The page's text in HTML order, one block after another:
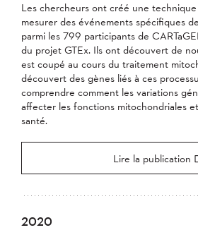
Les chercheurs ont créé une
mesurer des événements spécifiques
parmi les 799 participants de
du projet GTEx. Ils ont découvert de
est coupé au cours du traitement
découvert des gènes liés à ces
comprendre comment les variations
affecter les fonctions mitochondriales
santé.
Lire la publication
2020